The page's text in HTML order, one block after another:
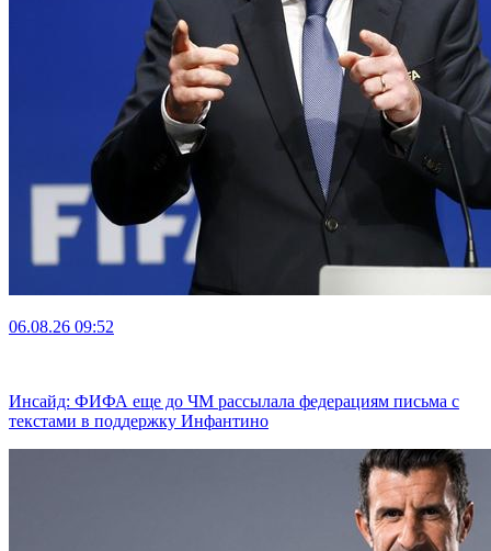
06.08.26 09:52
Инсайд: ФИФА еще до ЧМ рассылала федерациям письма с
текстами в поддержку Инфантино